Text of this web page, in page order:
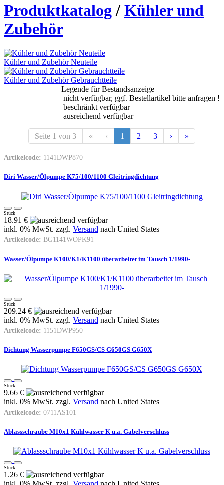
Produktkatalog / Kühler und
Zubehör
Kühler und Zubehör Neuteile
Kühler und Zubehör Gebrauchtteile
Legende für Bestandsanzeige
nicht verfügbar, ggf. Bestellartikel bitte anfragen !
beschränkt verfügbar
ausreichend verfügbar
Seite 1 von 3 « ‹ 1 2 3 › »
Artikelcode: 1141DWP870
Diri Wasser/Ölpumpe K75/100/1100 Gleitringdichtung
Stück
18.91 €
inkl. 0% MwSt. zzgl. Versand nach United States
Artikelcode: BG1141WOPK91
Wasser/Ölpumpe K100/K1/K1100 überarbeitet im Tausch 1/1990-
Stück
209.24 €
inkl. 0% MwSt. zzgl. Versand nach United States
Artikelcode: 1151DWP950
Dichtung Wasserpumpe F650GS/CS G650GS G650X
Stück
9.66 €
inkl. 0% MwSt. zzgl. Versand nach United States
Artikelcode: 0711AS101
Ablassschraube M10x1 Kühlwasser K u.a. Gabelverschluss
Stück
1.26 €